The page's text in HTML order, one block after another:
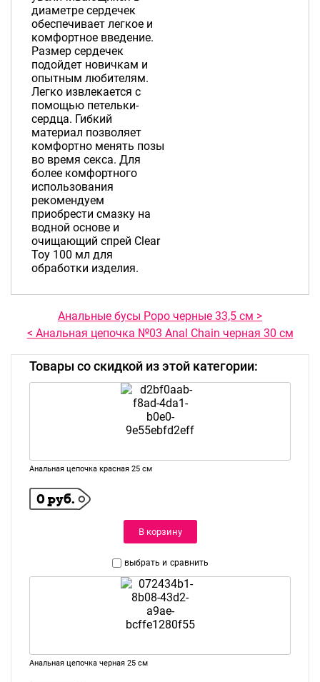
диаметре сердечек
обеспечивает легкое и
комфортное введение.
Размер сердечек
подойдет новичкам и
опытным любителям.
Легко извлекается с
помощью петельки-
сердца. Гибкий
материал позволяет
комфортно менять позы
во время секса. Для
более комфортного
использования
рекомендуем
приобрести смазку на
водной основе и
очищающий спрей Clear
Toy 100 мл для
обработки изделия.
Анальные бусы Popo черные 33,5 см >
< Анальная цепочка №03 Anal Chain черная 30 см
Товары со скидкой из этой категории:
Анальная цепочка красная 25 см
0 руб.
В корзину
выбрать и сравнить
Анальная цепочка черная 25 см